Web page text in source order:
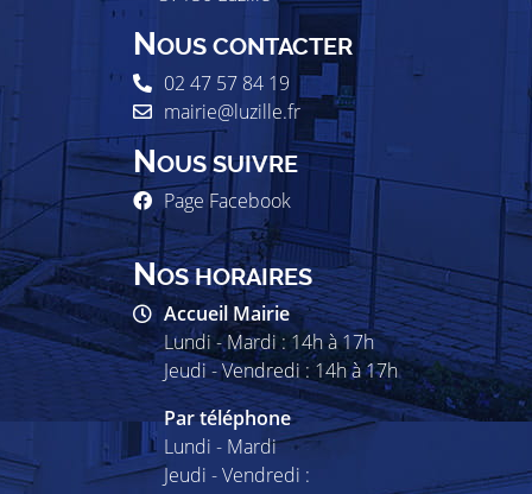
NOUS CONTACTER
02 47 57 84 19
mairie@luzille.fr
NOUS SUIVRE
Page Facebook
NOS HORAIRES
Accueil Mairie
Lundi - Mardi : 14h à 17h
Jeudi - Vendredi : 14h à 17h
Par téléphone
Lundi - Mardi
Jeudi - Vendredi :